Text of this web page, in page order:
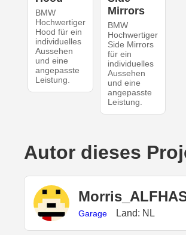
BMW
Hochwertiger
Hood für ein
individuelles
Aussehen
und eine
angepasste
Leistung.
Mirrors
BMW
Hochwertiger
Side Mirrors
für ein
individuelles
Aussehen
und eine
angepasste
Leistung.
Autor dieses
Garage Land: NL